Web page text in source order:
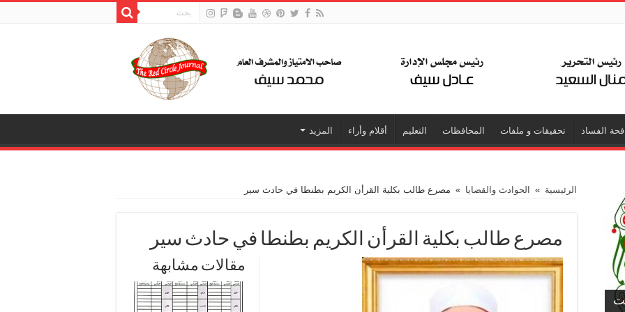
الفساد تحقيقات و ملفات المحافظات التعليم أقلام وأراء المزيد
الرئيسية » الحوادث والقضايا » مصرع طالب بكلية القرأن الكريم بطنطا في حادث سير
مصرع طالب بكلية القرأن الكريم بطنطا في حادث سير
مقالات مشابهة